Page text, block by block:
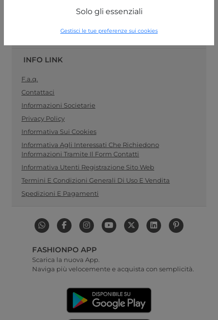
Solo gli essenziali
Gestisci le tue preferenze sui cookies
info@fashionpo.it
Contattaci su WhatsApp
INFO LINK
F.a.q.
Contattaci
Informazioni Societarie
Privacy Policy
Informativa Sui Cookies
Informativa Agli Interessati Che Richiedono
Informazioni Tramite Il Form Contatti
Informativa Utenti Registrazione Sito Web
Termini E Condizioni Generali Di Uso E Vendita
Spedizioni E Pagamenti
FASHIONPO APP
Scarica la nuova App.
Naviga più velocemente e acquista con semplicità.